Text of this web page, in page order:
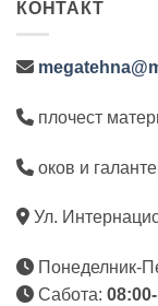
КОНТАКТ
плочест
оков и
Ул.
Понеделник-
Сабота: